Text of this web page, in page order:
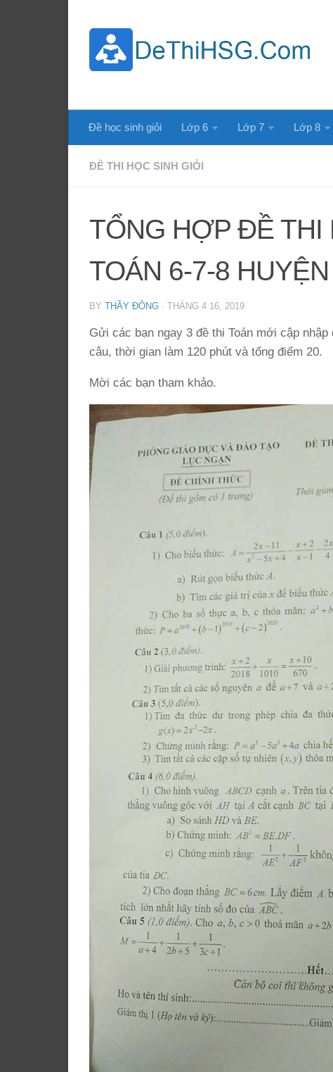
Đề học sinh giỏi Lớp 6 Lớp 7 Lớp 8
ĐỀ THI HỌC SINH GIỎI
TỔNG HỢP ĐỀ THI
TOÁN 6-7-8
BY THẦY ĐÔNG · THÁNG 4 16, 2019
Gửi các bạn ngay 3 đề thi Toán mới cập
câu, thời gian làm 120 phút và tổng điểm 20.
Mời các bạn tham khảo.